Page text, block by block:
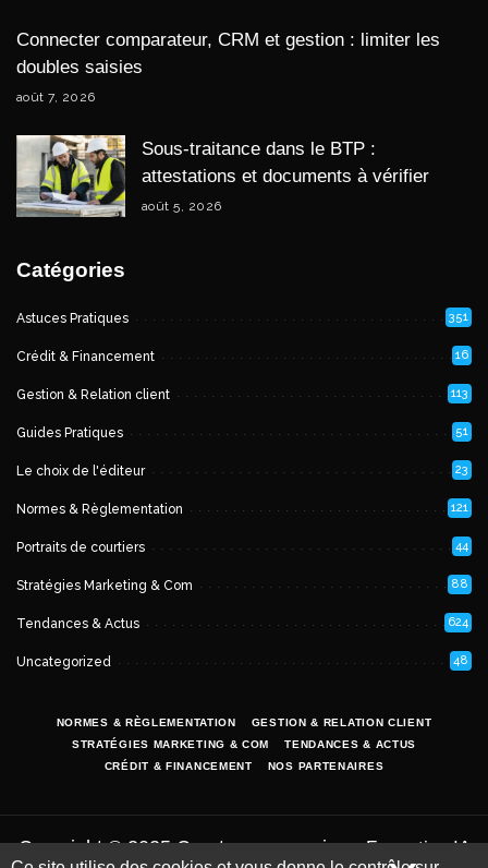
Connecter comparateur, CRM et gestion : limiter les
doubles saisies
août 7, 2026
Sous-traitance dans le BTP :
attestations et documents à vérifier
août 5, 2026
Catégories
Astuces Pratiques 351
Crédit & Financement 16
Gestion & Relation client 113
Guides Pratiques 51
Le choix de l'éditeur 23
Normes & Règlementation 121
Portraits de courtiers 44
Stratégies Marketing & Com 88
Tendances & Actus 624
Uncategorized 48
NORMES & RÈGLEMENTATION
GESTION & RELATION CLIENT
STRATÉGIES MARKETING & COM
TENDANCES & ACTUS
CRÉDIT & FINANCEMENT
NOS PARTENAIRES
Copyright © 2025 Courtage-magazine -Formation IA